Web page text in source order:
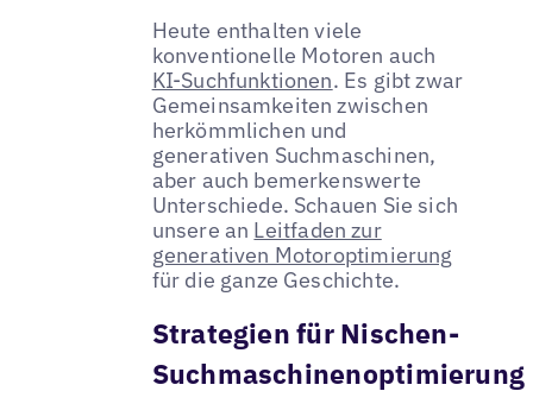
Heute enthalten viele
konventionelle Motoren auch
KI-Suchfunktionen. Es gibt zwar
Gemeinsamkeiten zwischen
herkömmlichen und
generativen Suchmaschinen,
aber auch bemerkenswerte
Unterschiede. Schauen Sie sich
unsere an Leitfaden zur
generativen Motoroptimierung
für die ganze Geschichte.
Strategien für Nischen-
Suchmaschinenoptimierung